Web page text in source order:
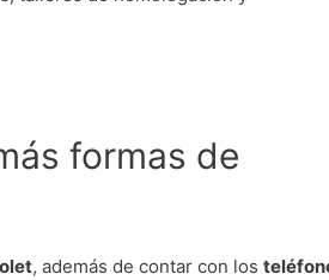
formas de
, además de contar con los